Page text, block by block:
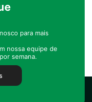
para mais
nossa equipe de
semana.